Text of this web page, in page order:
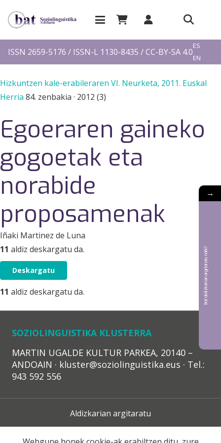
ISSN 2659-5176 / ISSN-L 1130-8435 / CC-BY-SA 4.0
ES
EN
Hizkuntzen kale-erabileraren VI. Neurketa, 2011. Euskal
Herria 84. zenbakia · 2012 (3)
Egoeraren gaineko
gogoetak eta
norabide
proposamenak
Iñaki Martinez de Luna
11 aldiz deskargatu da.
Deskargatu
11 aldiz deskargatu da.
SOZIOLINGUISTIKA KLUSTERRA
MARTIN UGALDE KULTUR PARKEA, 20140 –
ANDOAIN · kluster@soziolinguistika.eus · Tel.:
943 592 556
Aldizkarian argitaratu
Lege Oharra
→
Bat aldizkarian argitaratu nahi?